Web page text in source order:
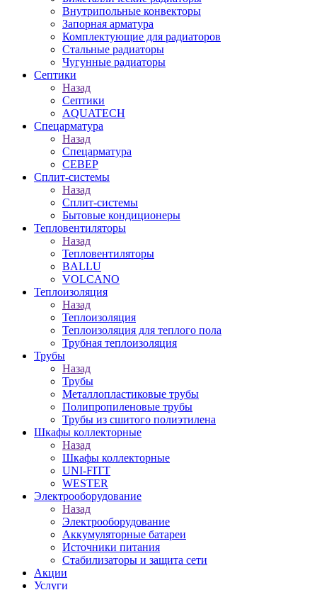
Внутрипольные конвекторы
Запорная арматура
Комплектующие для радиаторов
Стальные радиаторы
Чугунные радиаторы
Септики
Назад
Септики
AQUATECH
Спецарматура
Назад
Спецарматура
СЕВЕР
Сплит-системы
Назад
Сплит-системы
Бытовые кондиционеры
Тепловентиляторы
Назад
Тепловентиляторы
BALLU
VOLCANO
Теплоизоляция
Назад
Теплоизоляция
Теплоизоляция для теплого пола
Трубная теплоизоляция
Трубы
Назад
Трубы
Металлопластиковые трубы
Полипропиленовые трубы
Трубы из сшитого полиэтилена
Шкафы коллекторные
Назад
Шкафы коллекторные
UNI-FITT
WESTER
Электрооборудование
Назад
Электрооборудование
Аккумуляторные батареи
Источники питания
Стабилизаторы и защита сети
Акции
Услуги